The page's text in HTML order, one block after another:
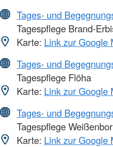
Tages- und
Tagespflege Brand-
Karte: Link zur Google
Tages- und
Tagespflege Flöha
Karte: Link zur Google
Tages- und
Tagespflege
Karte: Link zur Google